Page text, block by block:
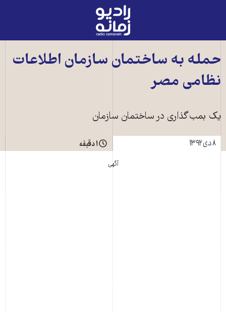
رادیو
زمانه
صفحه
حمله به ساختمان سازمان اطلاعات
نظامی مصر
يک بمب‌گذاری در ساختمان سازمان
۸ دی ۱۳۹۲
۱ دقیقه
آگهی